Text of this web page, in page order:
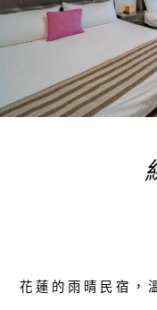
花蓮的雨晴民宿，